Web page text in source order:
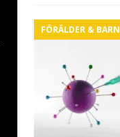
FÖRÄLDER & BARN